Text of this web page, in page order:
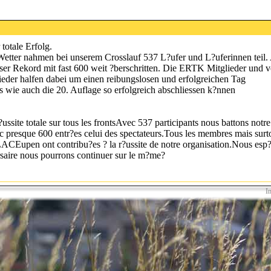
totale Erfolg.
nahmen bei unserem Crosslauf 537 L?ufer und L?uferinnen teil.
Rekord mit fast 600 weit ?berschritten. Die ERTK Mitglieder und
halfen dabei um einen reibungslosen und erfolgreichen Tag
wie auch die 20. Auflage so erfolgreich abschliessen k?nnen
totale sur tous les frontsAvec 537 participants nous battons notre
600 entr?es celui des spectateurs.Tous les membres mais
ont contribu?es ? la r?ussite de notre organisation.Nous
nous pourrons continuer sur le m?me?
wir wieder unseren 19e Euregiocross
der Webseite unter: Veranstaltung-Euregiocross-Tagesinfo oder
.